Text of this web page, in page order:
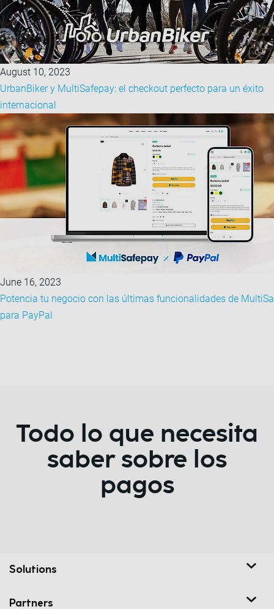
August 10, 2023
UrbanBiker y MultiSafepay: el checkout perfecto para un éxito
internacional
June 16, 2023
Potencia tu negocio con las últimas funcionalidades de
para PayPal
Todo lo que necesita
saber sobre los
pagos
Solutions
Partners